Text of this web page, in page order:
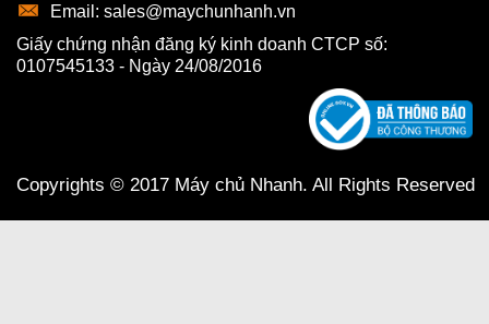
Email: sales@maychunhanh.vn
Giấy chứng nhận đăng ký kinh doanh CTCP số:
0107545133 - Ngày 24/08/2016
Copyrights © 2017 Máy chủ Nhanh. All Rights Reserved